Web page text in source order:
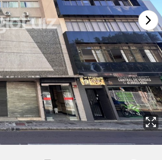
Campo Comprido
Capao Raso
Centro
Centro Civico
Cristo Rei
Merces